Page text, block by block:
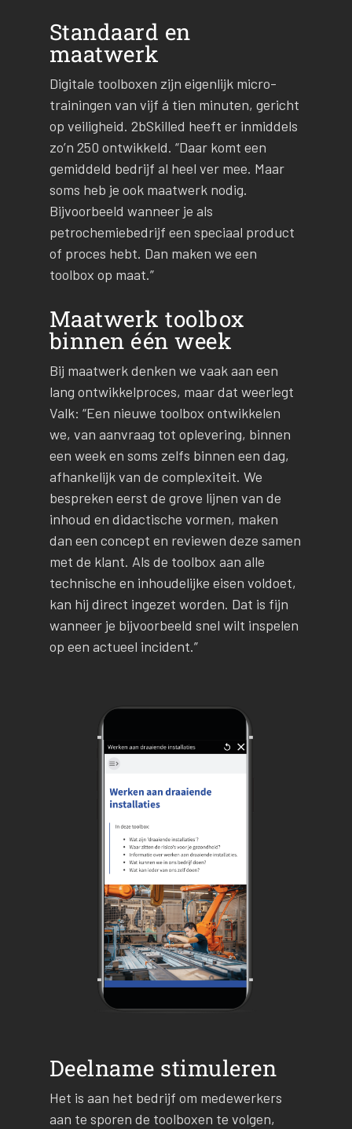
Standaard en
maatwerk
Digitale toolboxen zijn eigenlijk micro-
trainingen van vijf á tien minuten, gericht
op veiligheid. 2bSkilled heeft er inmiddels
zo’n 250 ontwikkeld. “Daar komt een
gemiddeld bedrijf al heel ver mee. Maar
soms heb je ook maatwerk nodig.
Bijvoorbeeld wanneer je als
petrochemiebedrijf een speciaal product
of proces hebt. Dan maken we een
toolbox op maat.”
Maatwerk toolbox
binnen één week
Bij maatwerk denken we vaak aan een
lang ontwikkelproces, maar dat weerlegt
Valk: “Een nieuwe toolbox ontwikkelen
we, van aanvraag tot oplevering, binnen
een week en soms zelfs binnen een dag,
afhankelijk van de complexiteit. We
bespreken eerst de grove lijnen van de
inhoud en didactische vormen, maken
dan een concept en reviewen deze samen
met de klant. Als de toolbox aan alle
technische en inhoudelijke eisen voldoet,
kan hij direct ingezet worden. Dat is fijn
wanneer je bijvoorbeeld snel wilt inspelen
op een actueel incident.”
Deelname stimuleren
Het is aan het bedrijf om medewerkers
aan te sporen de toolboxen te volgen,